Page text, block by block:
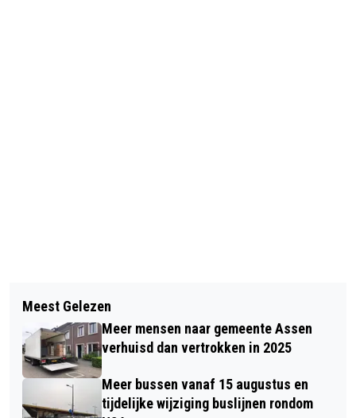
KINDERBOEKENWEEK:
AVONTUURLIJKE ACTIVITEITEN IN DE
DRENTSE BIBLIOTHEKEN
KNMI WAARSCHUWT VOOR DICHTE
MIST IN NOORDEN EN OOSTEN
Meest Gelezen
Meer mensen naar gemeente Assen
verhuisd dan vertrokken in 2025
Meer bussen vanaf 15 augustus en
tijdelijke wijziging buslijnen rondom